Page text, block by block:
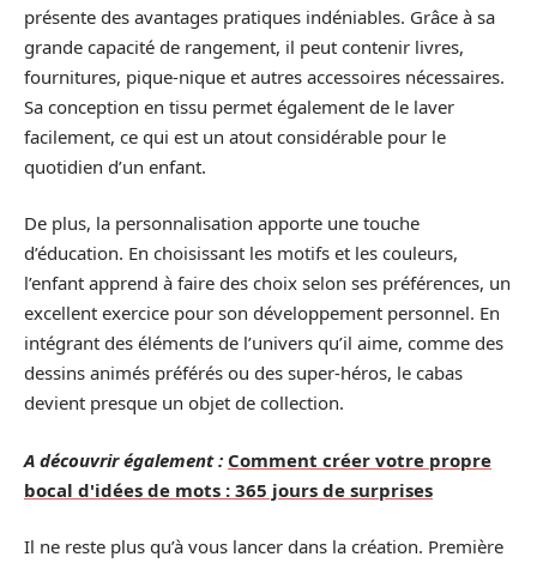
présente des avantages pratiques indéniables. Grâce à sa
grande capacité de rangement, il peut contenir livres,
fournitures, pique-nique et autres accessoires nécessaires.
Sa conception en tissu permet également de le laver
facilement, ce qui est un atout considérable pour le
quotidien d’un enfant.
De plus, la personnalisation apporte une touche
d’éducation. En choisissant les motifs et les couleurs,
l’enfant apprend à faire des choix selon ses préférences, un
excellent exercice pour son développement personnel. En
intégrant des éléments de l’univers qu’il aime, comme des
dessins animés préférés ou des super-héros, le cabas
devient presque un objet de collection.
A découvrir également : Comment créer votre propre
bocal d'idées de mots : 365 jours de surprises
Il ne reste plus qu’à vous lancer dans la création. Première